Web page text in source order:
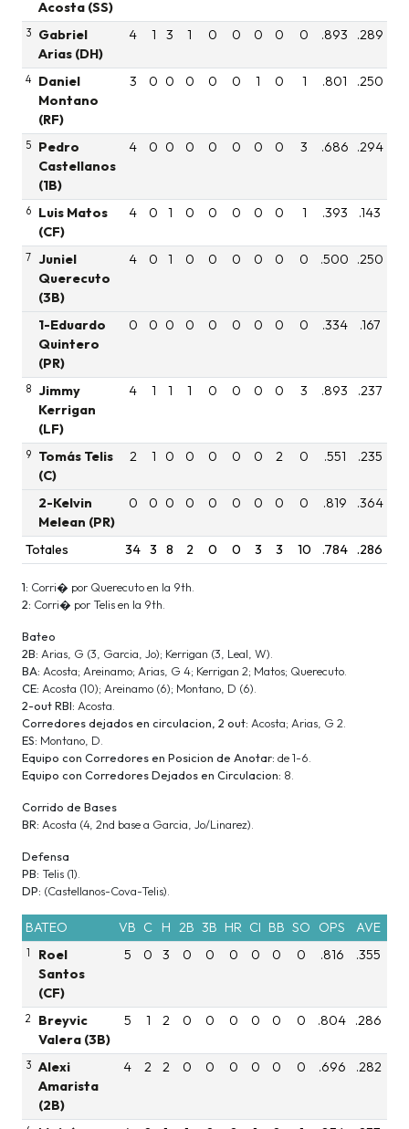
Acosta (SS)
3
Gabriel
Arias (DH)
4 1 3 1 0 0 0 0 0 .893 .289
4
Daniel
Montano
(RF)
3 0 0 0 0 0 1 0 1 .801 .250
5
Pedro
Castellanos
(1B)
4 0 0 0 0 0 0 0 3 .686 .294
6
Luis Matos
(CF)
4 0 1 0 0 0 0 0 1 .393 .143
7 Juniel
Querecuto
(3B)
4 0 1 0 0 0 0 0 0 .500 .250
1-Eduardo
Quintero
(PR)
0 0 0 0 0 0 0 0 0 .334 .167
8
Jimmy
Kerrigan
(LF)
4 1 1 1 0 0 0 0 3 .893 .237
9
Tomás Telis
(C)
2 1 0 0 0 0 0 2 0 .551 .235
2-Kelvin
Melean (PR)
0 0 0 0 0 0 0 0 0 .819 .364
Totales 34 3 8 2 0 0 3 3 10 .784 .286
1: Corri� por Querecuto en la 9th.
2: Corri� por Telis en la 9th.
Bateo
2B: Arias, G (3, Garcia, Jo); Kerrigan (3, Leal, W).
BA: Acosta; Areinamo; Arias, G 4; Kerrigan 2; Matos; Querecuto.
CE: Acosta (10); Areinamo (6); Montano, D (6).
2-out RBI: Acosta.
Corredores dejados en circulacion, 2 out: Acosta; Arias, G 2.
ES: Montano, D.
Equipo con Corredores en Posicion de Anotar: de 1-6.
Equipo con Corredores Dejados en Circulacion: 8.
Corrido de Bases
BR: Acosta (4, 2nd base a Garcia, Jo/Linarez).
Defensa
PB: Telis (1).
DP: (Castellanos-Cova-Telis).
BATEO VB C H 2B 3B HR CI BB SO OPS AVE
1
Roel
Santos
(CF)
5 0 3 0 0 0 0 0 0 .816 .355
2
Breyvic
Valera (3B)
5 1 2 0 0 0 0 0 0 .804 .286
3
Alexi
Amarista
(2B)
4 2 2 0 0 0 0 0 0 .696 .282